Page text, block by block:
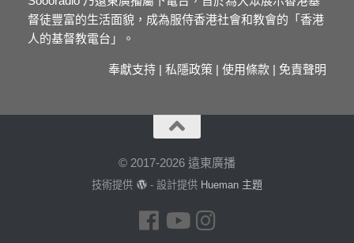
督徒豐富的生活面貌，成為服侍香港社會和教會的「香港
人的基督教電台」。
奉獻支持 | 私隱政策 | 使用條款 | 免責聲明
© 2017-2026 遠東廣播
技術提供 - 設計提供 Hueman 主題